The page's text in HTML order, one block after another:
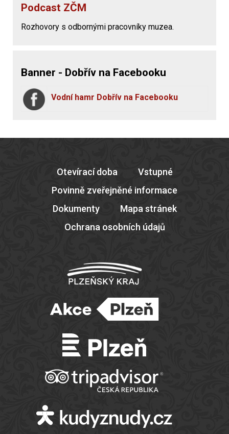
Podcast ZČM
Rozhovory s odbornými pracovníky muzea.
Banner - Dobřív na Facebooku
Vodní hamr Dobřív na Facebooku
Otevírací doba
Vstupné
Povinně zveřejněné informace
Dokumenty
Mapa stránek
Ochrana osobních údajů